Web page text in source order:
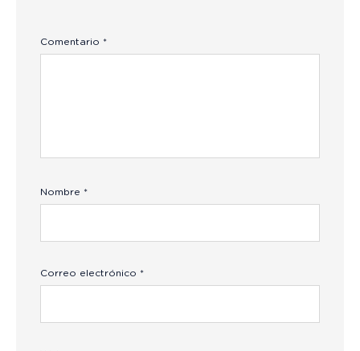
Comentario *
Nombre *
Correo electrónico *